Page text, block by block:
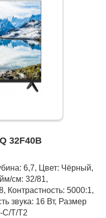
32F40B
6,7, Цвет: Чёрный,
см: 32/81,
Контрастность: 5000:1,
звука: 16 Вт, Размер
C/T/T2